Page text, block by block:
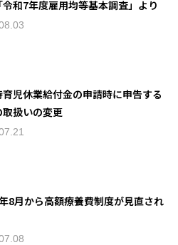
令和7年度雇用均等基本調査」より
育児休業給付金の申請時に申告する
扱いの変更
8月から高額療養費制度が見直され